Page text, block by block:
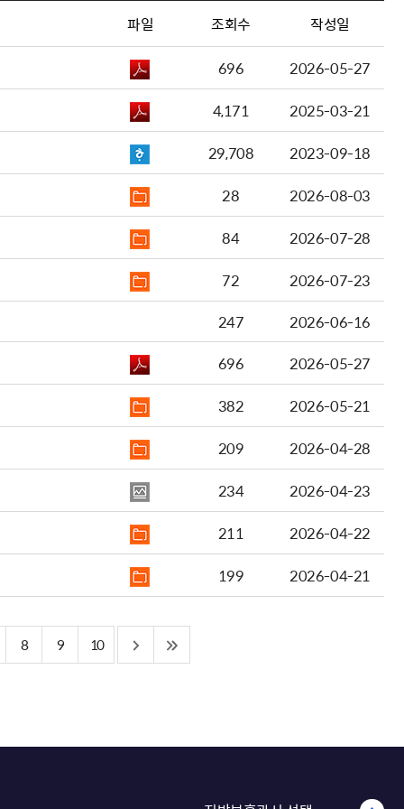
파일 조회수 작성일
696
2026-05-27
4,171
2025-03-21
29,708
2023-09-18
28
2026-08-03
84
2026-07-28
72
2026-07-23
247
2026-06-16
696
2026-05-27
382
2026-05-21
209
2026-04-28
234
2026-04-23
211
2026-04-22
199
2026-04-21
8 9 10